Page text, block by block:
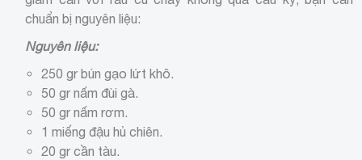
chuẩn bị nguyên liệu:
Nguyên liệu:
250 gr bún gạo lứt khô.
50 gr nấm đùi gà.
50 gr nấm rơm.
1 miếng đậu hủ chiên.
20 gr cần tàu.